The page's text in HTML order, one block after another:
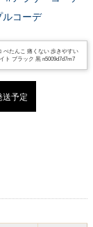
コーデ
ぺたんこ 痛くない 歩きやすい
ト ブラック 黒 n5009d7d7m7
送予定